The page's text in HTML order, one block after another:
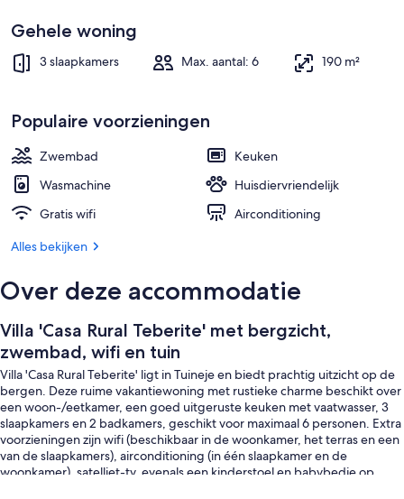
Gehele woning
3 slaapkamers Max. aantal: 6 190 m²
Populaire voorzieningen
Zwembad
Keuken
Wasmachine
Huisdiervriendelijk
Gratis wifi
Airconditioning
Alles bekijken
Over deze accommodatie
Villa 'Casa Rural Teberite' met bergzicht,
zwembad, wifi en tuin
Villa 'Casa Rural Teberite' ligt in Tuineje en biedt prachtig uitzicht op de
bergen. Deze ruime vakantiewoning met rustieke charme beschikt over
een woon-/eetkamer, een goed uitgeruste keuken met vaatwasser, 3
slaapkamers en 2 badkamers, geschikt voor maximaal 6 personen. Extra
voorzieningen zijn wifi (beschikbaar in de woonkamer, het terras en een
van de slaapkamers), airconditioning (in één slaapkamer en de
woonkamer), satelliet-tv, evenals een kinderstoel en babybedje op